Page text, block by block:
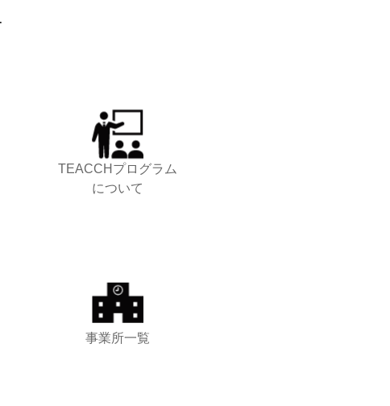
TEACCHプログラム
について
事業所一覧